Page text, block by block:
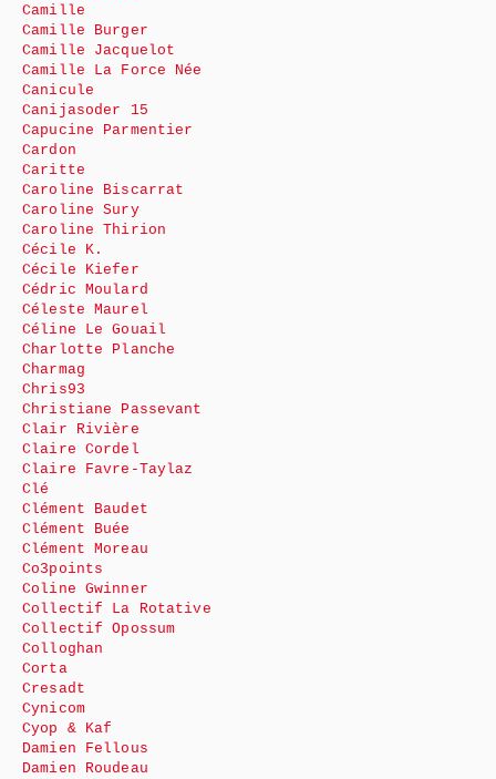
Camille
Camille Burger
Camille Jacquelot
Camille La Force Née
Canicule
Canijasoder 15
Capucine Parmentier
Cardon
Caritte
Caroline Biscarrat
Caroline Sury
Caroline Thirion
Cécile K.
Cécile Kiefer
Cédric Moulard
Céleste Maurel
Céline Le Gouail
Charlotte Planche
Charmag
Chris93
Christiane Passevant
Clair Rivière
Claire Cordel
Claire Favre-Taylaz
Clé
Clément Baudet
Clément Buée
Clément Moreau
Co3points
Coline Gwinner
Collectif La Rotative
Collectif Opossum
Colloghan
Corta
Cresadt
Cynicom
Cyop & Kaf
Damien Fellous
Damien Roudeau